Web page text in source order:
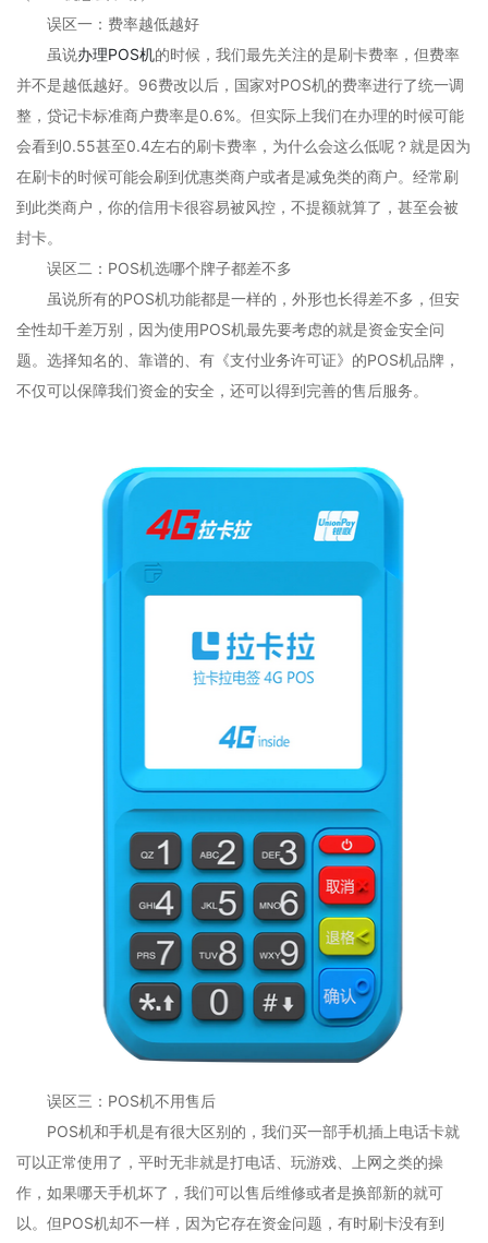
误区一：费率越低越好
虽说办理POS机的时候，我们最先关注的是刷卡费率，但费率
并不是越低越好。96费改以后，国家对POS机的费率进行了统一调
整，贷记卡标准商户费率是0.6%。但实际上我们在办理的时候可能
会看到0.55甚至0.4左右的刷卡费率，为什么会这么低呢？就是因为
在刷卡的时候可能会刷到优惠类商户或者是减免类的商户。经常刷
到此类商户，你的信用卡很容易被风控，不提额就算了，甚至会被
封卡。
误区二：POS机选哪个牌子都差不多
虽说所有的POS机功能都是一样的，外形也长得差不多，但安
全性却千差万别，因为使用POS机最先要考虑的就是资金安全问
题。选择知名的、靠谱的、有《支付业务许可证》的POS机品牌，
不仅可以保障我们资金的安全，还可以得到完善的售后服务。
误区三：POS机不用售后
POS机和手机是有很大区别的，我们买一部手机插上电话卡就
可以正常使用了，平时无非就是打电话、玩游戏、上网之类的操
作，如果哪天手机坏了，我们可以售后维修或者是换部新的就可
以。但POS机却不一样，因为它存在资金问题，有时刷卡没有到